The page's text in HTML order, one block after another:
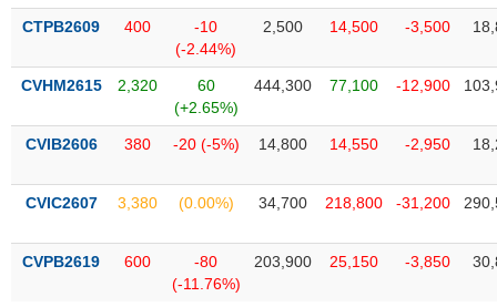
CTPB2609 400
-10
(-2.44%)
2,500 14,500 -3,500
CVHM2615 2,320
60
(+2.65%)
444,300 77,100 -12,900
CVIB2606 380 -20 (-5%) 14,800 14,550 -2,950
CVIC2607 3,380 (0.00%) 34,700 218,800 -31,200
CVPB2619 600
-80
(-11.76%)
203,900 25,150 -3,850
DÙNG
THIẾT